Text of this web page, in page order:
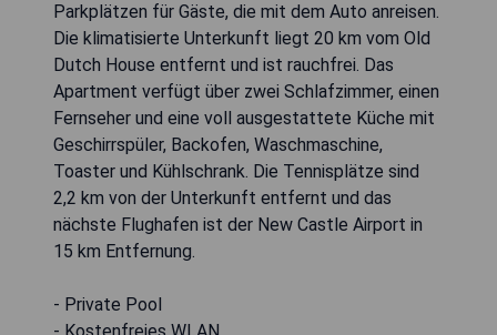
Parkplätzen für Gäste, die mit dem Auto anreisen.
Die klimatisierte Unterkunft liegt 20 km vom Old
Dutch House entfernt und ist rauchfrei. Das
Apartment verfügt über zwei Schlafzimmer, einen
Fernseher und eine voll ausgestattete Küche mit
Geschirrspüler, Backofen, Waschmaschine,
Toaster und Kühlschrank. Die Tennisplätze sind
2,2 km von der Unterkunft entfernt und das
nächste Flughafen ist der New Castle Airport in
15 km Entfernung.
- Private Pool